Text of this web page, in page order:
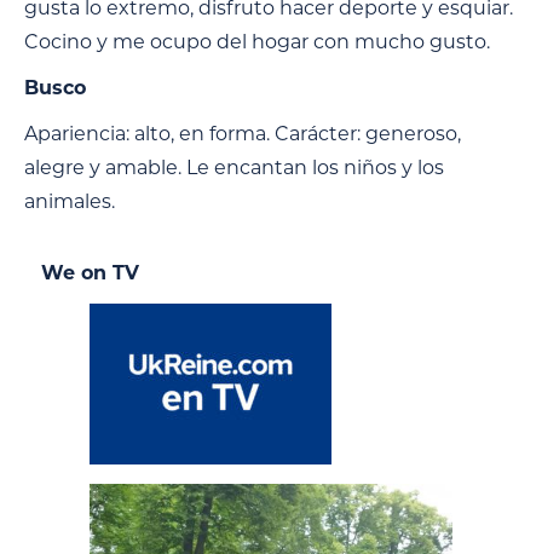
gusta lo extremo, disfruto hacer deporte y esquiar.
Cocino y me ocupo del hogar con mucho gusto.
Busco
Apariencia: alto, en forma. Carácter: generoso,
alegre y amable. Le encantan los niños y los
animales.
We on TV